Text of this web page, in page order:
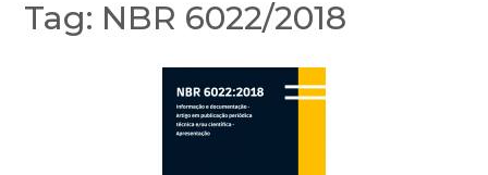
Tag: NBR 6022/2018